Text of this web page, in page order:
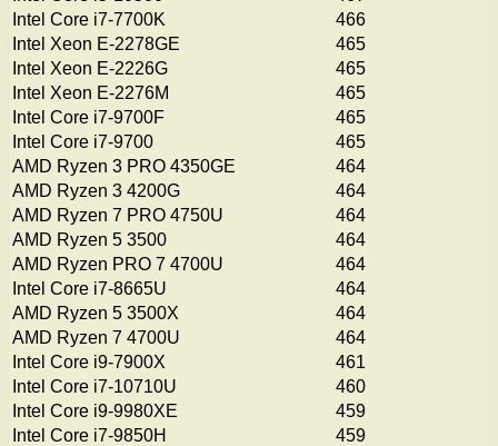
Intel Core i7-7700K
466
Intel Xeon E-2278GE
465
Intel Xeon E-2226G
465
Intel Xeon E-2276M
465
Intel Core i7-9700F
465
Intel Core i7-9700
465
AMD Ryzen 3 PRO 4350GE
464
AMD Ryzen 3 4200G
464
AMD Ryzen 7 PRO 4750U
464
AMD Ryzen 5 3500
464
AMD Ryzen PRO 7 4700U
464
Intel Core i7-8665U
464
AMD Ryzen 5 3500X
464
AMD Ryzen 7 4700U
464
Intel Core i9-7900X
461
Intel Core i7-10710U
460
Intel Core i9-9980XE
459
Intel Core i7-9850H
459